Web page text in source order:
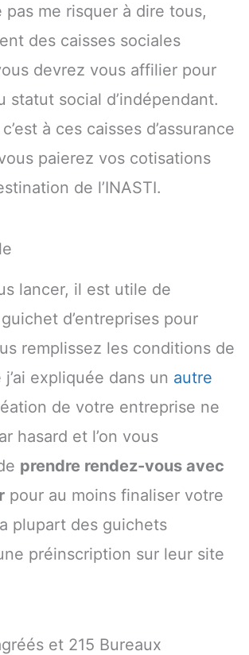
pas me risquer à dire tous,
des caisses sociales
devrez vous affilier pour
statut social d’indépendant.
à ces caisses d’assurance
paierez vos cotisations
de l’INASTI.
lancer, il est utile de
d’entreprises pour
remplissez les conditions de
expliquée dans un autre
de votre entreprise ne
hasard et l’on vous
prendre rendez-vous avec
pour au moins finaliser votre
plupart des guichets
préinscription sur leur site
et 215 Bureaux